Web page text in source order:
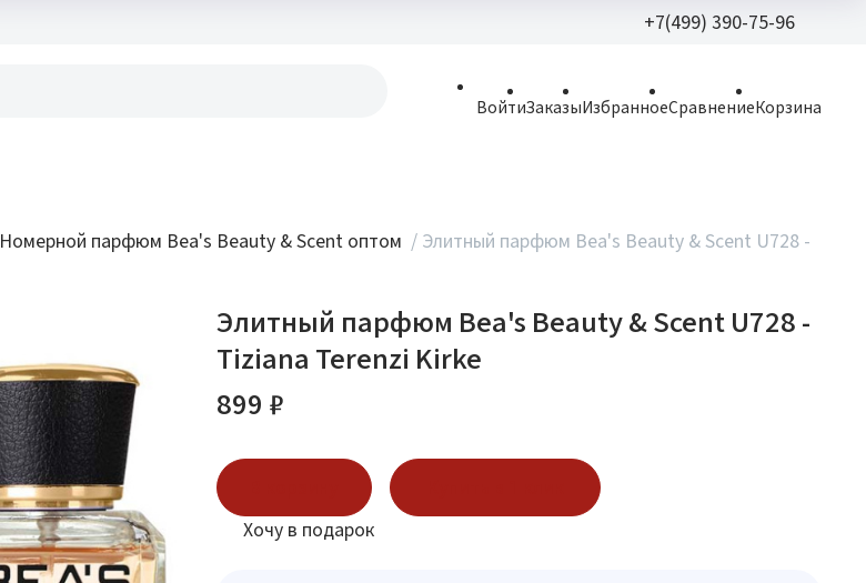
+7(499) 390-75-96
Волгоградский
ВойтиЗаказыИзбранноеСравнениеКорзина
Номерной парфюм Bea's Beauty & Scent оптом / Элитный парфюм Bea's Beauty & Scent U728 -
Элитный парфюм Bea's Beauty & Scent U728 -
Tiziana Terenzi Kirke
899 ₽
Хочу в подарок